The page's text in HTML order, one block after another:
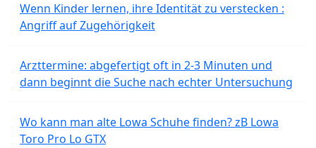
Wenn Kinder lernen, ihre Identität zu verstecken :
Angriff auf Zugehörigkeit
Arzttermine: abgefertigt oft in 2-3 Minuten und
dann beginnt die Suche nach echter Untersuchung
Wo kann man alte Lowa Schuhe finden? zB Lowa
Toro Pro Lo GTX